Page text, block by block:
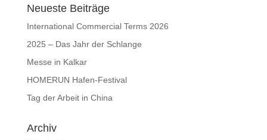
Neueste Beiträge
International Commercial Terms 2026
2025 – Das Jahr der Schlange
Messe in Kalkar
HOMERUN Hafen-Festival
Tag der Arbeit in China
Archiv